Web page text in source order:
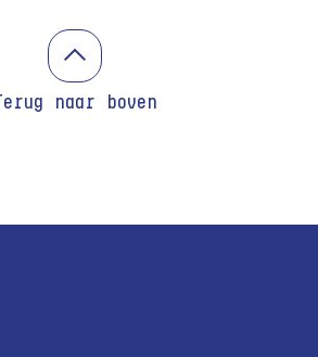
Terug naar boven